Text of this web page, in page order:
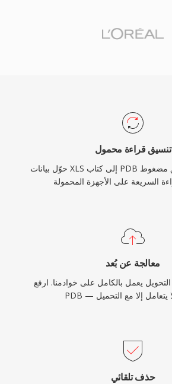
تنسيق قراءة محمول
حوّل بيانات XLS إلى كتاب PDB إلكتروني — تنسيق مضغوط
معالجة عن بُعد
التحويل يعمل بالكامل على خوادمنا. ارفع XLS واحصل على
حذف تلقائي